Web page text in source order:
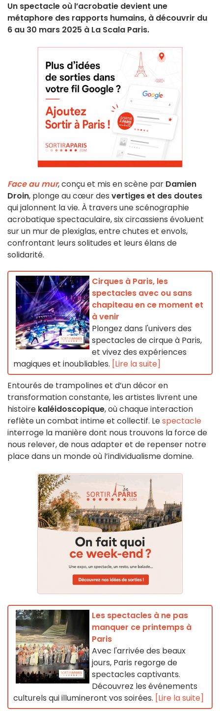
Un spectacle où l’acrobatie devient une
métaphore des rapports humains, à découvrir du
6 au 30 mars 2025 à La Scala Paris.
Face au mur, conçu et mis en scène par Damien
Droin, plonge au cœur des vertiges et des doutes
qui jalonnent la vie. À travers une scénographie
acrobatique spectaculaire, six circassiens évoluent
sur un mur de plexiglas, entre chutes et envols,
confrontant leurs solitudes et leurs élans de
solidarité.
Cirques à Paris, les
spectacles avec ou sans
chapiteau en ce moment et
à venir
Plongez dans l'univers des
spectacles de cirque à Paris,
et vivez des expériences
magiques et inoubliables. [Lire la suite]
Entourés de trampolines et d’un décor en
transformation constante, les artistes livrent une
histoire kaléidoscopique, où chaque interaction
reflète un combat intime et collectif. Lespectacle
interroge la manière dont nous trouvons la force de
nous relever, de nous adapter et de repenser notre
place dans un monde où l’individualisme domine.
Les spectacles à ne pas
manquer ce printemps à
Paris
Avec l'arrivée des beaux
jours, Paris regorge de
spectacles captivants.
Découvrez les événements
culturels qui illumineront vos soirées. [Lire la suite]